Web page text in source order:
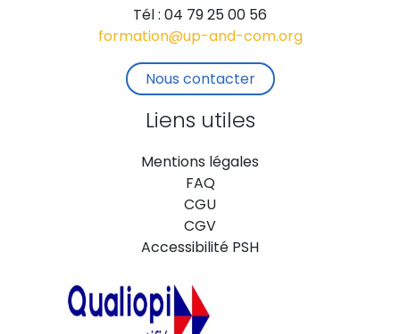
Tél : 04 79 25 00 56
formation@up-and-com.org
Nous contacter
Liens utiles
Mentions légales
FAQ
CGU
CGV
Accessibilité PSH